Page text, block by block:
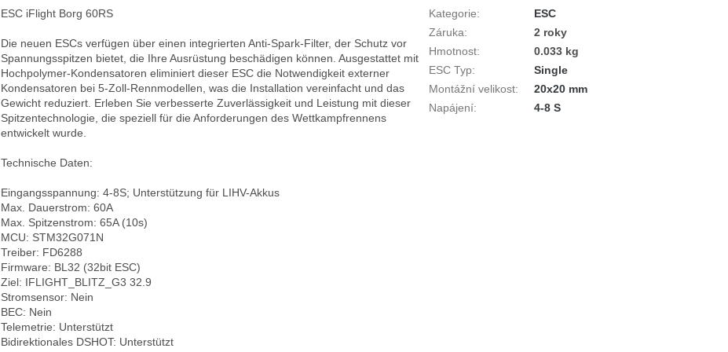
ESC iFlight Borg 60RS
Die neuen ESCs verfügen über einen integrierten Anti-Spark-Filter, der Schutz vor
Spannungsspitzen bietet, die Ihre Ausrüstung beschädigen können. Ausgestattet mit
Hochpolymer-Kondensatoren eliminiert dieser ESC die Notwendigkeit externer
Kondensatoren bei 5-Zoll-Rennmodellen, was die Installation vereinfacht und das
Gewicht reduziert. Erleben Sie verbesserte Zuverlässigkeit und Leistung mit dieser
Spitzentechnologie, die speziell für die Anforderungen des Wettkampfrennens
entwickelt wurde.
Technische Daten:
Eingangsspannung: 4-8S; Unterstützung für LIHV-Akkus
Max. Dauerstrom: 60A
Max. Spitzenstrom: 65A (10s)
MCU: STM32G071N
Treiber: FD6288
Firmware: BL32 (32bit ESC)
Ziel: IFLIGHT_BLITZ_G3 32.9
Stromsensor: Nein
BEC: Nein
Telemetrie: Unterstützt
Bidirektionales DSHOT: Unterstützt
Kategorie:
ESC
Záruka:
2 roky
Hmotnost:
0.033 kg
ESC Typ:
Single
Montážní velikost:
20x20 mm
Napájení: 4-8 S